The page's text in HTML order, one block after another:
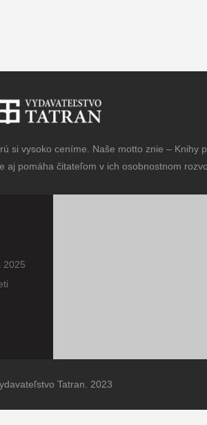
vysoko ceníme. Naše motto znie – Knihy
aj pomáha čitateľom v ich osobnostnom
2025
Tatran. 2023